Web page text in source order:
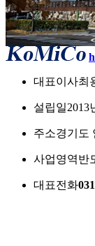
대표이사최
설립일2013
주소경기도
사업영역반
대표전화